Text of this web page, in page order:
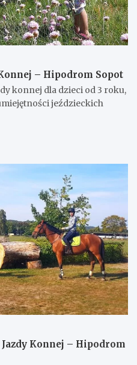
– Hipodrom Sopot
konnej dla dzieci od 3 roku,
jeździeckich
Jazdy Konnej – Hipodrom